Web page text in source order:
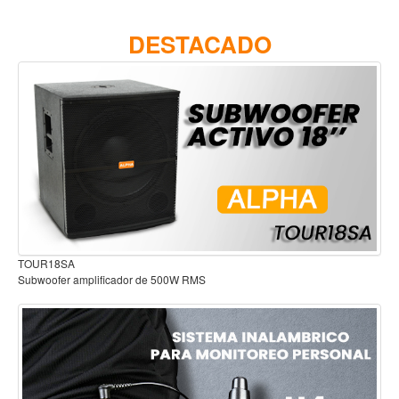
Viento
Acordeón y concertinas
Armonica
Clarinete
Cornetas y cornos
Flauta y pitos
Saxofon
Trompeta
Tuba
Otros instrumentos de viento
Cañuelas
DESTACADO
Audífonos para estudio